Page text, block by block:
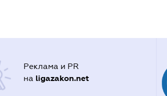
Реклама и PR
на ligazakon.net